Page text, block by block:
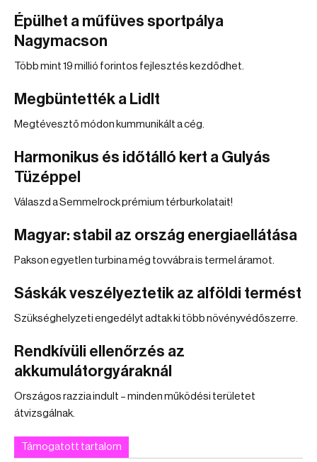
Épülhet a műfüves sportpálya
Nagymacson
Több mint 19 millió forintos fejlesztés kezdődhet.
Megbüntették a Lidlt
Megtévesztő módon kummunikált a cég.
Harmonikus és időtálló kert a Gulyás
Tüzéppel
Válaszd a Semmelrock prémium térburkolatait!
Magyar: stabil az ország energiaellátása
Pakson egyetlen turbina még tovvábra is termel áramot.
Sáskák veszélyeztetik az alföldi termést
Szükséghelyzeti engedélyt adtak ki több növényvédőszerre.
Rendkívüli ellenőrzés az
akkumulátorgyáraknál
Országos razzia indult – minden működési területet
átvizsgálnak.
Támogatott tartalom